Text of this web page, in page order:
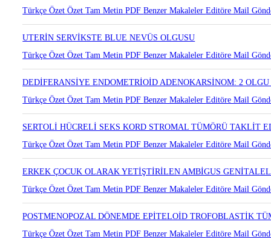
PEDİATRİK RETİFORM SERTOLİ HÜCRELİ OVER TÜMÖRÜ
Türkçe ÖzetÖzetTam MetinPDFBenzer Makaleler
UTERİN SERVİKSTE BLUE NEVÜS OLGUSU
Türkçe ÖzetÖzetTam MetinPDFBenzer MakalelerEditöre Mail
DEDİFERANSİYE ENDOMETRİOİD ADENOKARSİNOM: 2
Türkçe ÖzetÖzetTam MetinPDFBenzer MakalelerEditöre Mail
SERTOLİ HÜCRELİ SEKS KORD STROMAL TÜMÖRÜ TAKLİT
Türkçe ÖzetÖzetTam MetinPDFBenzer MakalelerEditöre Mail
ERKEK ÇOCUK OLARAK YETİŞTİRİLEN AMBİGUS
Türkçe ÖzetÖzetTam MetinPDFBenzer MakalelerEditöre Mail